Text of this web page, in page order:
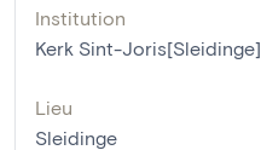
Institution
Kerk Sint-Joris[Sleidinge]
Lieu
Sleidinge